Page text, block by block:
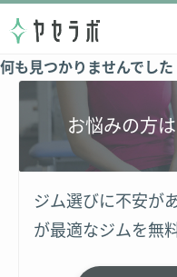
何も見つかりませんでした
お悩みの方
ジム選びに不安が
が最適なジムを無